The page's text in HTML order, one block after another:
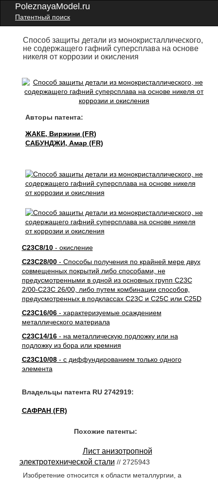
PoleznayaModel.ru
Патентный поиск
Способ защиты детали из монокристаллического,
не содержащего гафний суперсплава на основе
никеля от коррозии и окисления
Авторы патента:
ЖАКЕ, Виржини (FR)
САБУНДЖИ, Амар (FR)
C23C8/10- окисление
C23C28/00- Способы получения по крайней мере двух
совмещенных покрытий либо способами, не
предусмотренными в одной из основных групп C23C
2/00-C23C 26/00, либо путем комбинации способов,
предусмотренных в подклассах C23C и C25C или C25D
C23C16/06- характеризуемые осаждением
металлического материала
C23C14/16- на металлическую подложку или на
подложку из бора или кремния
C23C10/08- с диффундированием только одного
элемента
Владельцы патента RU 2742919:
САФРАН (FR)
Похожие патенты:
Лист анизотропной
электротехнической стали // 2725943
Изобретение относится к области металлургии, а